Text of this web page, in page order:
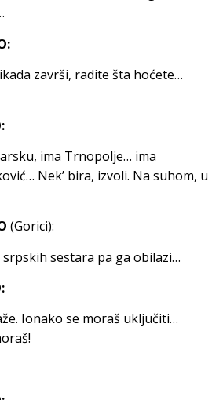
završi, radite šta hoćete…
ima Trnopolje… ima
Nek’ bira, izvoli. Na suhom, u
(Gorici):
sestara pa ga obilazi…
Ionako se moraš uključiti…